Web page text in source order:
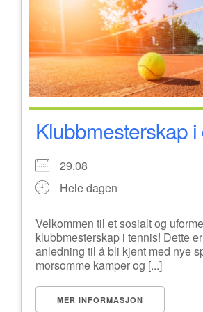
Klubbmesterskap
29.08
Hele dagen
Velkommen til et sosialt og
klubbmesterskap i tennis! Dette
anledning til å bli kjent med nye
morsomme kamper og [...]
MER INFORMASJON